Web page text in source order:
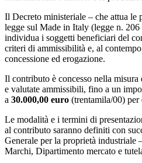
Il Decreto ministeriale – che attua le
legge sul Made in Italy (legge n.
individua i soggetti beneficiari del
criteri di ammissibilità e, al
concessione ed erogazione.
Il contributo è concesso nella misura
e valutate ammissibili, fino a un
a 30.000,00 euro (trentamila/00) per
Le modalità e i termini di
al contributo saranno definiti con
Generale per la proprietà
Marchi, Dipartimento mercato e